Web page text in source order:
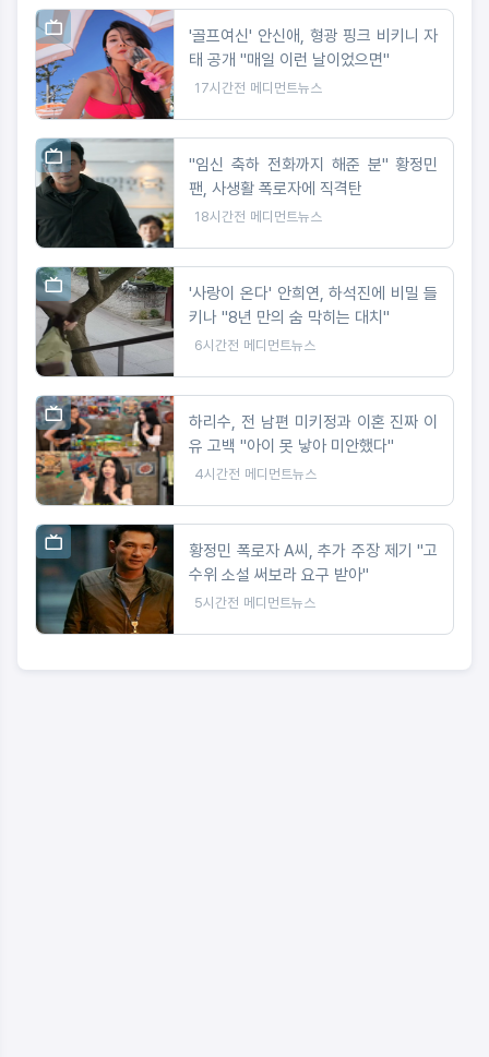
'골프여신' 안신애, 형광 핑크 비키니 자
태 공개 "매일 이런 날이었으면"
17시간전 메디먼트뉴스
"임신 축하 전화까지 해준 분" 황정민
팬, 사생활 폭로자에 직격탄
18시간전 메디먼트뉴스
'사랑이 온다' 안희연, 하석진에 비밀 들
키나 "8년 만의 숨 막히는 대치"
6시간전 메디먼트뉴스
하리수, 전 남편 미키정과 이혼 진짜 이
유 고백 "아이 못 낳아 미안했다"
4시간전 메디먼트뉴스
황정민 폭로자 A씨, 추가 주장 제기 "고
수위 소설 써보라 요구 받아"
5시간전 메디먼트뉴스